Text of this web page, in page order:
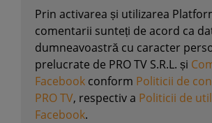
Prin activarea și utilizarea
comentarii sunteți de acord ca
dumneavoastră cu caracter
prelucrate de PRO TV S.R.L. și
Facebook conform Politicii de
PRO TV, respectiv a Politicii de
Facebook.